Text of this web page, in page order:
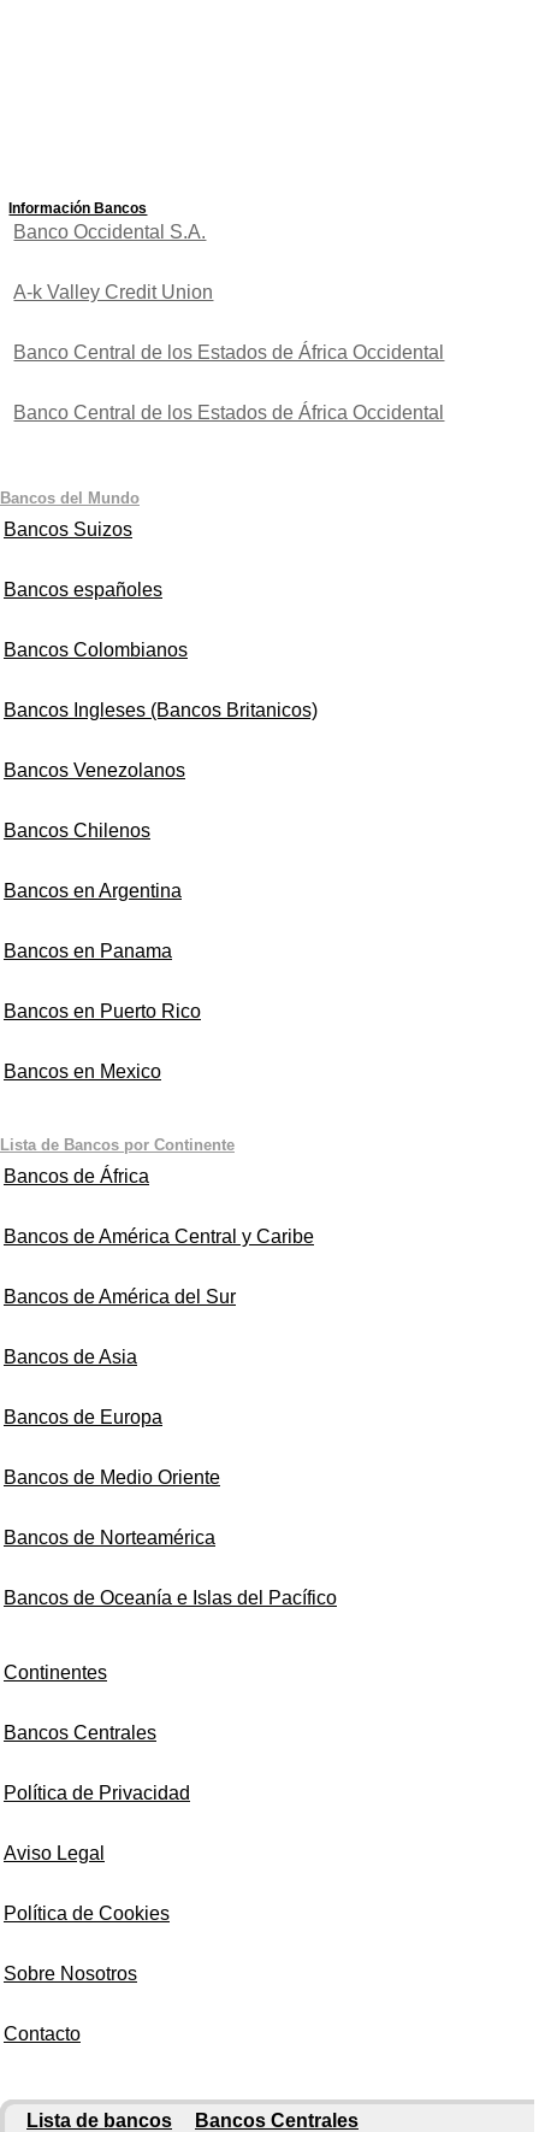
Información Bancos
Banco Occidental S.A.
A-k Valley Credit Union
Banco Central de los Estados de África Occidental
Banco Central de los Estados de África Occidental
Bancos del Mundo
Bancos Suizos
Bancos españoles
Bancos Colombianos
Bancos Ingleses (Bancos Britanicos)
Bancos Venezolanos
Bancos Chilenos
Bancos en Argentina
Bancos en Panama
Bancos en Puerto Rico
Bancos en Mexico
Lista de Bancos por Continente
Bancos de África
Bancos de América Central y Caribe
Bancos de América del Sur
Bancos de Asia
Bancos de Europa
Bancos de Medio Oriente
Bancos de Norteamérica
Bancos de Oceanía e Islas del Pacífico
Continentes
Bancos Centrales
Política de Privacidad
Aviso Legal
Política de Cookies
Sobre Nosotros
Contacto
Lista de bancos Bancos Centrales